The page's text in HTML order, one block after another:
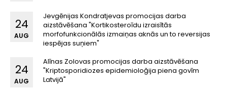
Jevgēnijas Kondratjevas promocijas darba
aizstāvēšana "Kortikosteroīdu izraisītās
morfofunkcionālās izmaiņas aknās un to reversijas
iespējas suņiem"
24
AUG
Alīnas Zolovas promocijas darba aizstāvēšana
"Kriptosporidiozes epidemioloğija piena govīm
Latvijā"
24
AUG